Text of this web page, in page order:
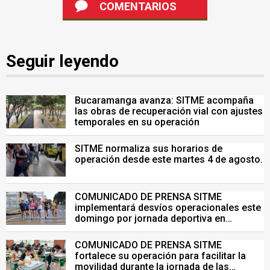
COMENTARIOS
Seguir leyendo
Bucaramanga avanza: SITME acompaña
las obras de recuperación vial con ajustes
temporales en su operación
SITME normaliza sus horarios de
operación desde este martes 4 de agosto.
COMUNICADO DE PRENSA SITME
implementará desvíos operacionales este
domingo por jornada deportiva en
Bucaramanga
COMUNICADO DE PRENSA SITME
fortalece su operación para facilitar la
movilidad durante la jornada de las